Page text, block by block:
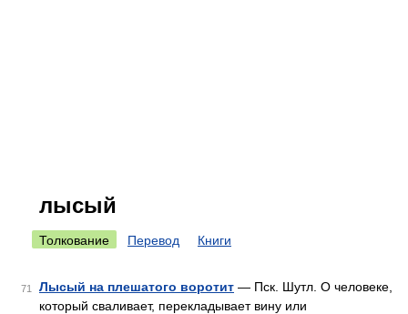
лысый
Толкование Перевод Книги
71 Лысый на плешатого воротит — Пск. Шутл. О человеке,
который сваливает, перекладывает вину или